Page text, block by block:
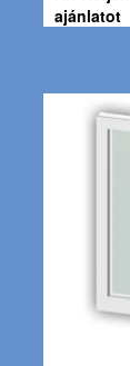
ajánlatot